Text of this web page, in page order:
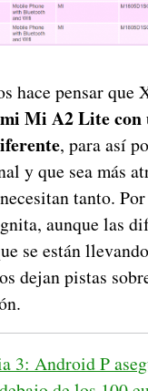
hace pensar que
Mi A2 Lite con
, para así
y que sea más
tanto.
aunque las
se están
dejan pistas
3: Android P